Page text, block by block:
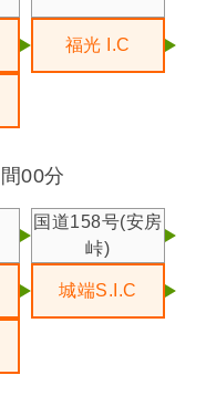
福光 I.C
00分
国道158号(安房
峠)
城端S.I.C